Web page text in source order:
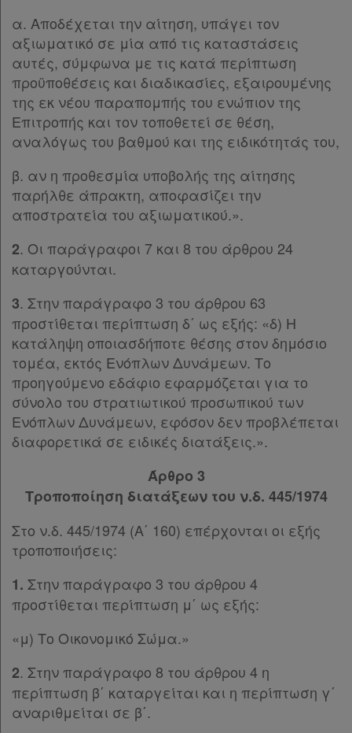
Χρήσιμα
Assistant
Νομολογία
Kodiko
Forum
Κ.Α.Δ.
Διακρατικές
Συμφωνίες
Παρ.4
Παρ.5
Άρθρο 31 [-]
Παρ.1
Παρ.2
Άρθρο 32
ΚΕΦΑΛΑΙΟ Ε΄ [-]
Άρθρο 34
Άρθρο 35
ΜΕΡΟΣ ΔΕΥΤΕΡΟ [-]
Άρθρο 36
Άρθρο 37
ΜΕΡΟΣ ΤΡΙΤΟ
ΚΕΦΑΛΑΙΟ Α΄ [-]
Άρθρο 38 [-]
Παρ.1
Παρ.2
Παρ.3
Παρ.4
Άρθρο 39 [-]
Παρ.1
ΚΕΦΑΛΑΙΟ Β΄ [-]
Άρθρο 40
Άρθρο 42
Άρθρο 43
Άρθρο 44
Άρθρο 45 [-]
Παρ.1
Παρ.2
Άρθρο 46 [-]
Παρ.1
Παρ.2
α. Αποδέχεται την αίτηση, υπάγει τον
αξιωματικό σε μία από τις καταστάσεις
αυτές, σύμφωνα με τις κατά περίπτωση
προϋποθέσεις και διαδικασίες, εξαιρουμένης
της εκ νέου παραπομπής του ενώπιον της
Επιτροπής και τον τοποθετεί σε θέση,
αναλόγως του βαθμού και της ειδικότητάς του,
β. αν η προθεσμία υποβολής της αίτησης
παρήλθε άπρακτη, αποφασίζει την
αποστρατεία του αξιωματικού.».
2. Οι παράγραφοι 7 και 8 του άρθρου 24
καταργούνται.
3. Στην παράγραφο 3 του άρθρου 63
προστίθεται περίπτωση δ΄ ως εξής: «δ) Η
κατάληψη οποιασδήποτε θέσης στον δημόσιο
τομέα, εκτός Ενόπλων Δυνάμεων. Το
προηγούμενο εδάφιο εφαρμόζεται για το
σύνολο του στρατιωτικού προσωπικού των
Ενόπλων Δυνάμεων, εφόσον δεν προβλέπεται
διαφορετικά σε ειδικές διατάξεις.».
Άρθρο 3
Τροποποίηση διατάξεων του ν.δ. 445/1974
Στο ν.δ. 445/1974 (Α΄ 160) επέρχονται οι εξής
τροποποιήσεις:
1. Στην παράγραφο 3 του άρθρου 4
προστίθεται περίπτωση μ΄ ως εξής:
«μ) Το Οικονομικό Σώμα.»
2. Στην παράγραφο 8 του άρθρου 4 η
περίπτωση β΄ καταργείται και η περίπτωση γ΄
αναριθμείται σε β΄.